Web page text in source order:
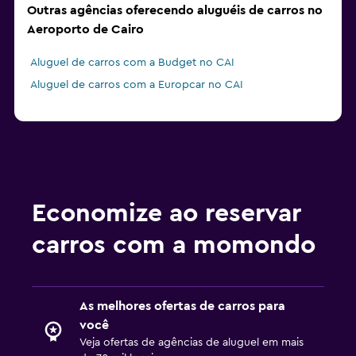
Outras agências oferecendo aluguéis de carros no
Aeroporto de Cairo
Aluguel de carros com a Budget no CAI
Aluguel de carros com a Europcar no CAI
Economize ao reservar
carros com a momondo
As melhores ofertas de carros para
você
Veja ofertas de agências de aluguel em mais